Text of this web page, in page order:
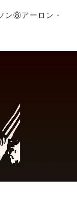
ン⑧アーロン・